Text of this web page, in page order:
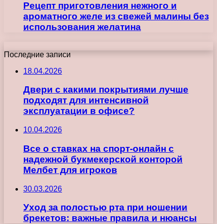
Рецепт приготовления нежного и
ароматного желе из свежей малины без
использования желатина
Последние записи
18.04.2026
Двери с какими покрытиями лучше
подходят для интенсивной
эксплуатации в офисе?
10.04.2026
Все о ставках на спорт-онлайн с
надежной букмекерской конторой
Мелбет для игроков
30.03.2026
Уход за полостью рта при ношении
брекетов: важные правила и нюансы